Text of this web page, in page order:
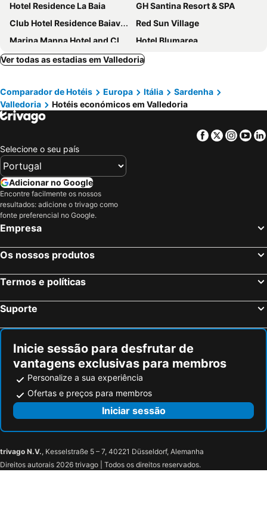
Hotel Residence La Baia
GH Santina Resort & SPA
Club Hotel Residence Baiaverde
Red Sun Village
Marina Manna Hotel and Club Village
Hotel Blumarea
Hotel & SPA Riviera Castelsardo
Hotel Castelsardo Domus Beach
Montiruju Hotel
Hotel Gabbiano
Hotel La Ciaccia
Ariadimari Hotel
Hotel Rosa dei Venti
Hotel Costa Paradiso
Hotel Residence Ampurias
Bajaloglia Resort
Hotel Smeraldo
Marana
Hotel Marinedda Thalasso & SPA
Resort & SPA Le Dune
Horizon Hotel Badesi
La Fattoria
Costa Doria
Su Arghentu Country Hotel
Ver todas as estadias em Valledoria
Comparador de Hotéis Europa Itália
Sardenha
Valledoria
Hotéis económicos em Valledoria
Facebook
Twitter
Selecione o seu país
Adicionar no Google
Encontre facilmente os nossos
resultados: adicione o trivago como
fonte preferencial no Google.
Empresa
Os nossos produtos
Termos e políticas
Suporte
Inicie sessão para desfrutar de
vantagens exclusivas para membros
Personalize a sua experiência
Ofertas e preços para membros
Iniciar sessão
trivago N.V., Kesselstraße 5 – 7, 40221 Düsseldorf, Alemanha
Direitos autorais 2026 trivago | Todos os direitos reservados.